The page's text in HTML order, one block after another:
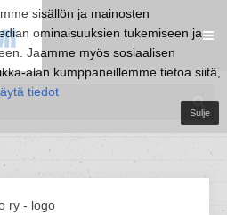
sisällön ja mainosten
ominaisuuksien tukemiseen ja
Jaamme myös sosiaalisen
alan kumppaneillemme tietoa siitä,
tiedot
Sulje